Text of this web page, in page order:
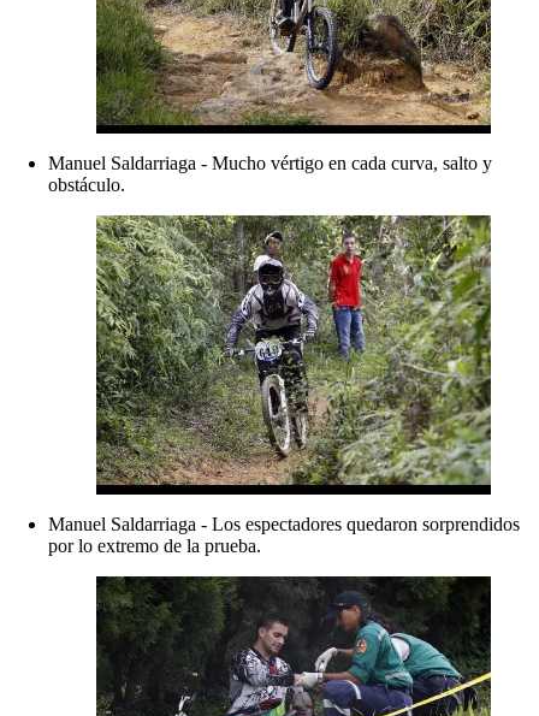
Manuel Saldarriaga - Mucho vértigo en cada curva, salto y
obstáculo.
Manuel Saldarriaga - Los espectadores quedaron sorprendidos
por lo extremo de la prueba.